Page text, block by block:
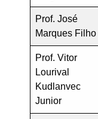
Prof. José
Marques Filho
Prof. Vitor
Lourival
Kudlanvec
Junior